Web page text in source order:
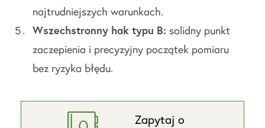
najtrudniejszych warunkach.
Wszechstronny hak typu B: solidny punkt
zaczepienia i precyzyjny początek pomiaru
bez ryzyka błędu.
Zapytaj o